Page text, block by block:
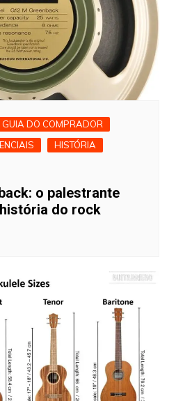
GUIA DO COMPRADOR
HISTÓRIA
o palestrante
do rock